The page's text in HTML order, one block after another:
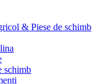
& Piese de schimb
schimb